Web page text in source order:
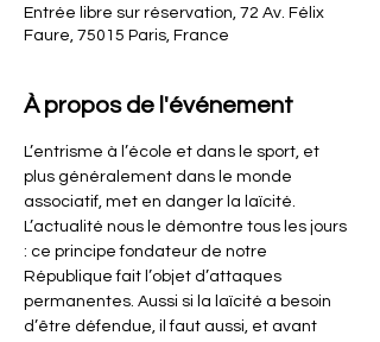
Entrée libre sur réservation, 72 Av. Félix
Faure, 75015 Paris, France
À propos de l'événement
L’entrisme à l’école et dans le sport, et
plus généralement dans le monde
associatif, met en danger la laïcité.
L’actualité nous le démontre tous les jours
: ce principe fondateur de notre
République fait l’objet d’attaques
permanentes. Aussi si la laïcité a besoin
d’être défendue, il faut aussi, et avant